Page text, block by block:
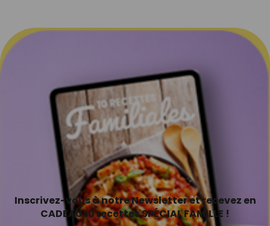
Inscrivez-vous à notre Newsletter et recevez en
CADEAU 10 recettes SPÉCIAL FAMILLE !